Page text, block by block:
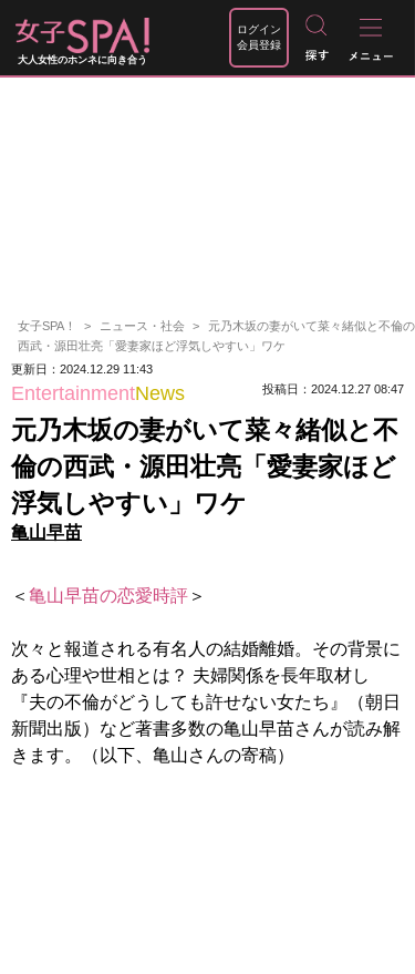
大人女性のホンネに向き合う
ログイン
会員登録
女子SPA！ ニュース・社会
元乃木坂の妻がいて菜々緒似と不倫の
西武・源田壮亮「愛妻家ほど浮気しやすい」ワケ
更新日：2024.12.29 11:43
EntertainmentNews 投稿日：2024.12.27 08:47
元乃木坂の妻がいて菜々緒似と不
倫の西武・源田壮亮「愛妻家ほど
浮気しやすい」ワケ
亀山早苗
＜ 亀山早苗の恋愛時評 ＞
次々と報道される有名人の結婚離婚。その背景に
ある心理や世相とは？ 夫婦関係を長年取材し
『夫の不倫がどうしても許せない女たち』（朝日
新聞出版）など著書多数の亀山早苗さんが読み解
きます。（以下、亀山さんの寄稿）